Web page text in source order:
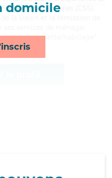
domicile
et Sociales (CSS).
de nuit et toilette/habillage*